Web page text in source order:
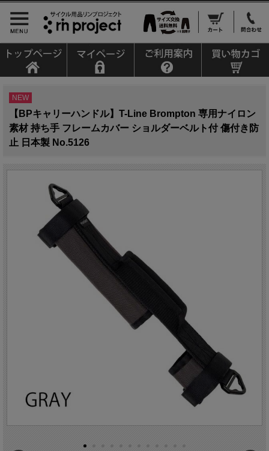
NEW
【BPキャリーハンドル】T-Line Brompton 専用ナイロン
素材 持ち手 フレームカバー ショルダーベルト付 傷付き防
止 日本製 No.5126